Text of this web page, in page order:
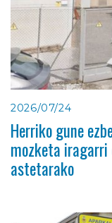
2026/07/24
Herriko gune
mozketa
astetarako